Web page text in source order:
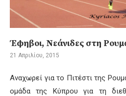
Έφηβοι, Νεάνιδες στη
21 Απριλίου, 2015
Αναχωρεί για το Πιτέστι της
ομάδα της Κύπρου για τη